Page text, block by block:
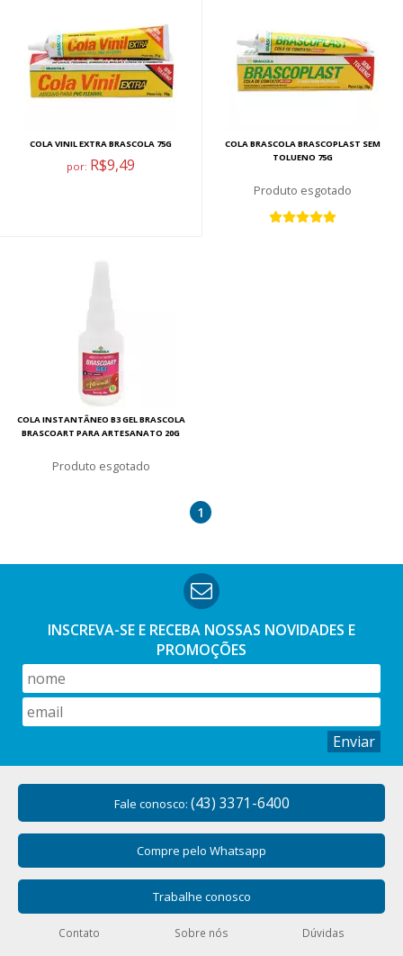
COLA VINIL EXTRA BRASCOLA 75G
por: R$9,49
COLA BRASCOLA BRASCOPLAST SEM
TOLUENO 75G
esgotado
COLA INSTANTÂNEO B3 GEL BRASCOLA
BRASCOART PARA ARTESANATO 20G
esgotado
1
INSCREVA-SE E RECEBA NOSSAS NOVIDADES E
PROMOÇÕES
Enviar
Fale conosco: (43) 3371-6400
Compre pelo Whatsapp
Trabalhe conosco
Contato Sobre nós Dúvidas